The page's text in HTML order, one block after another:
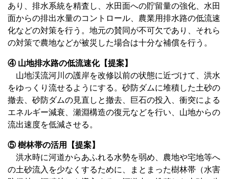
あり、排水系統を精査し、水田面への貯留量の強化、水田
面からの排出水量のコントロール、農業用排水路の低流速
化などの対策を行う。地元の賛同が不可欠であり、それら
の対策で農地などが被災した場合は十分な補償を行う。
④ 山地排水路の低流速化【提案】
山地渓流河川の護岸を改修以前の状態に近づけて、洪水
をゆっくり流せるようにする。砂防ダムに堆積した土砂の
撤去、砂防ダムの見直しと撤去、巨石の投入、衝突による
エネルギー減衰、瀬淵構造の復元などを行い、山地からの
流出速度を低減させる。
⑤ 樹林帯の活用【提案】
洪水時に河道からあふれる水勢を弱め、農地や宅地等へ
の土砂流入を少なくするために、まとまった樹林帯（水害